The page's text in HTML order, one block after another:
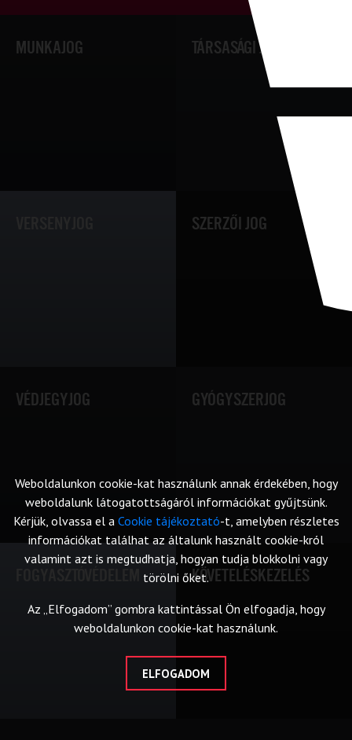
Weboldalunkon cookie-kat használunk annak érdekében, hogy
weboldalunk látogatottságáról információkat gyűjtsünk.
Kérjük, olvassa el a Cookie tájékoztató-t, amelyben részletes
információkat találhat az általunk használt cookie-król
valamint azt is megtudhatja, hogyan tudja blokkolni vagy
törölni őket.
Az „Elfogadom” gombra kattintással Ön elfogadja, hogy
weboldalunkon cookie-kat használunk.
ELFOGADOM
MUNKAJOG TÁRSASÁGI JOG
SZERZŐI JOG
VÉDJEGYJOG GYÓGYSZERJOG
KÖVETELÉSKEZELÉS